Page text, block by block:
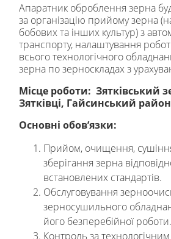
Апаратник оброблення зерна
за організацію прийому зерна
бобових та інших культур) з
транспорту, налаштування
всього технологічного
зерна по зерноскладах з
Місце роботи: Зятківський
Зятківці, Гайсинський
Основні обов’язки:
Прийом, очищення,
зберігання зерна
встановлених стандартів.
Обслуговування
зерносушильного
його безперебійної роботи.
Контроль за